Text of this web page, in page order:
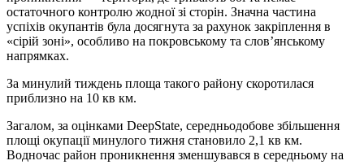
остаточного контролю жодної зі сторін. Значна частина
успіхів окупантів була досягнута за рахунок закріплення в
«сірій зоні», особливо на покровському та слов’янському
напрямках.
За минулий тиждень площа такого району скоротилася
приблизно на 10 кв км.
Загалом, за оцінками DeepState, середньодобове збільшення
площі окупації минулого тижня становило 2,1 кв км.
Водночас район проникнення зменшувався в середньому на